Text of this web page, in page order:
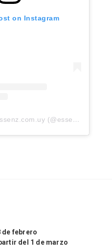
on Instagram
A post shared by essenz.com.uy (@essenz.com.uy)
de febrero
partir del 1 de marzo